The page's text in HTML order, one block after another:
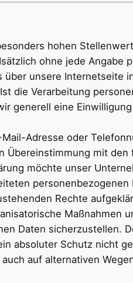
hohen
ohne jede Angabe
unsere Internetseite
die Verarbeitung
generell eine
Adresse oder
mit den
möchte unser
personenbezogenen
Rechte
Maßnahmen
Daten sicherzustellen.
absoluter Schutz nicht
auf alternativen